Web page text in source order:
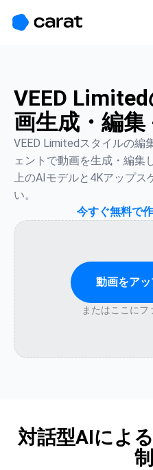
VEED
画生成・編集
VEED Limitedスタイルの編
ェントで動画を生成・編集
上のAIモデルと4Kアップス
い。
今すぐ無料で
動画をア
またはここに
対話型AIによ